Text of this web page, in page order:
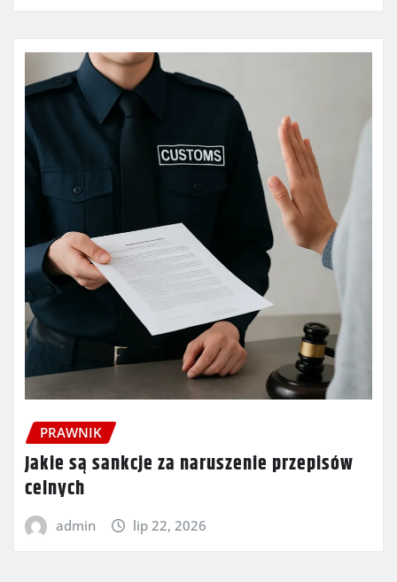
PRAWNIK
Jakie są sankcje za naruszenie przepisów
celnych
admin lip 22, 2026